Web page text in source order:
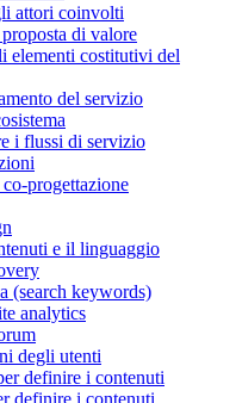
attori coinvolti
di valore
elementi costitutivi del
del servizio
i flussi di servizio
progettazione
e il linguaggio
(search keywords)
analytics
degli utenti
definire i contenuti
definire i contenuti